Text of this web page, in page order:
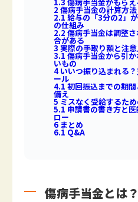
2 傷病手当金の計算方法
2.1給与の「3分の2」
の仕組み
2.2傷病手当金は調整
合がある
3実際の手取り額と注意
3.1傷病手当金から引
いもの
4いいつ振り込まれる
ール
4.1初回振込までの期
備え
5ミスなく受給するた
5.1申請書の書き方と
ロー
6まとめ
6.1Q&A
傷病手当金とは？